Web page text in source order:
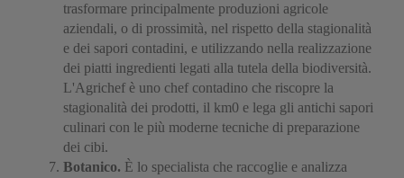
trasformare principalmente produzioni agricole
aziendali, o di prossimità, nel rispetto della stagionalità
e dei sapori contadini, e utilizzando nella realizzazione
dei piatti ingredienti legati alla tutela della biodiversità.
L'Agrichef è uno chef contadino che riscopre la
stagionalità dei prodotti, il km0 e lega gli antichi sapori
culinari con le più moderne tecniche di preparazione
dei cibi.
Botanico. È lo specialista che raccoglie e analizza